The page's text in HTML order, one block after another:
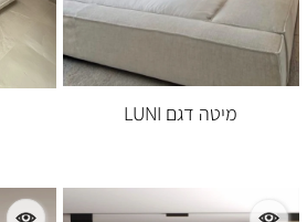
מיטה דגם LUNI